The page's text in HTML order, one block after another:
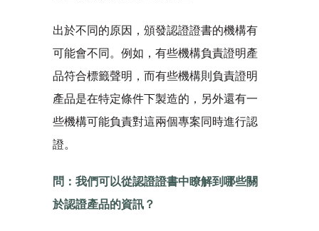
出於不同的原因，頒發認證證書的機構有
可能會不同。例如，有些機構負責證明產
品符合標籤聲明，而有些機構則負責證明
產品是在特定條件下製造的，另外還有一
些機構可能負責對這兩個專案同時進行認
證。
問：我們可以從認證證書中瞭解到哪些關
於認證產品的資訊？